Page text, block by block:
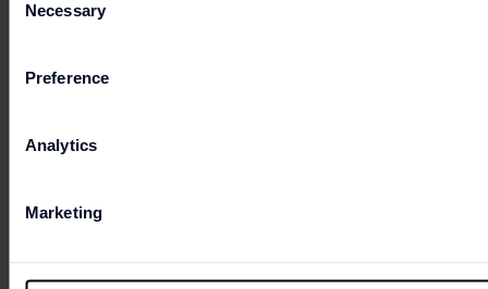
Selection
Necessary
Preference
Analytics
Marketing